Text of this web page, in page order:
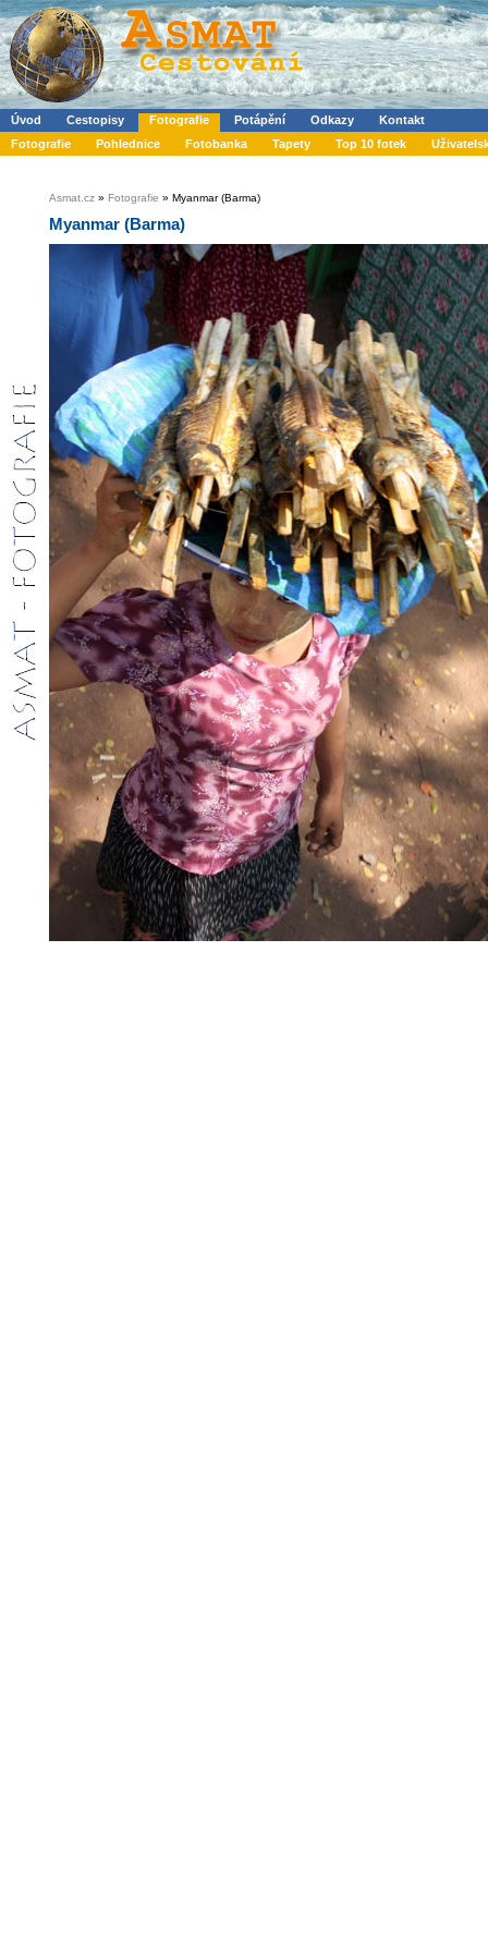
Úvod Cestopisy Fotografie Potápění Odkazy
Kontakt
Fotografie
Pohlednice Fotobanka Tapety Top 10 fotek
Asmat.cz » Fotografie » Myanmar (Barma)
Myanmar (Barma)